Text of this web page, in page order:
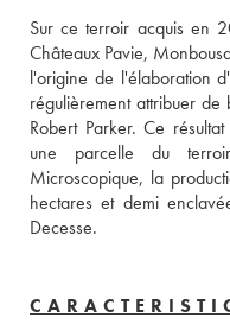
Sur ce terroir acquis en
Châteaux Pavie,
l'origine de l'élaboration
régulièrement attribuer
Robert Parker. Ce
une parcelle du
Microscopique, la
hectares et demi
Decesse.